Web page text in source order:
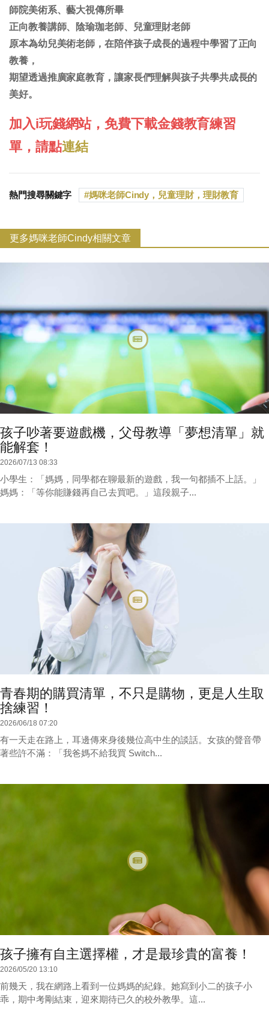
師院美術系、藝大視傳所畢
正向教養講師、陰瑜珈老師、兒童理財老師
原本為幼兒美術老師，在陪伴孩子成長的過程中學習了正向
教養，
期望透過推廣家庭教育，讓家長們理解與孩子共學共成長的
美好。
加入i玩錢網站，免費下載金錢教育練習
單，請點連結
熱門搜尋關鍵字 媽咪老師Cindy，兒童理財，理財教育
更多媽咪老師Cindy相關文章
孩子吵著要遊戲機，父母教導「夢想清單」就
能解套！
2026/07/13 08:33
小學生：「媽媽，同學都在聊最新的遊戲，我一句都插不上話。」
媽媽：「等你能賺錢再自己去買吧。」這段親子...
青春期的購買清單，不只是購物，更是人生取
捨練習！
2026/06/18 07:20
有一天走在路上，耳邊傳來身後幾位高中生的談話。女孩的聲音帶
著些許不滿：「我爸媽不給我買 Switch...
孩子擁有自主選擇權，才是最珍貴的富養！
2026/05/20 13:10
前幾天，我在網路上看到一位媽媽的紀錄。她寫到小二的孩子小
乖，期中考剛結束，迎來期待已久的校外教學。這...